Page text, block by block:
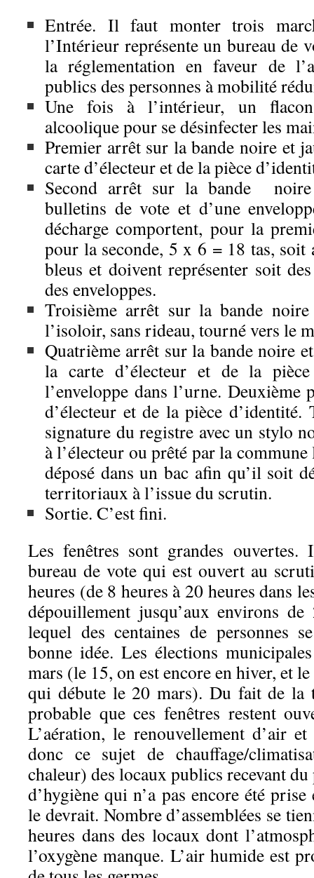
Entrée. Il faut monter trois
l’Intérieur représente un bureau de
la réglementation en faveur de
publics des personnes à mobilité
Une fois à l’intérieur, un
alcoolique pour se désinfecter les
Premier arrêt sur la bande noire et
carte d’électeur et de la pièce
Second arrêt sur la bande
bulletins de vote et d’une
décharge comportent, pour la
pour la seconde, 5 x 6 = 18 tas,
bleus et doivent représenter soit
des enveloppes.
Troisième arrêt sur la bande noire
l’isoloir, sans rideau, tourné vers le
Quatrième arrêt sur la bande noire
la carte d’électeur et de la
l’enveloppe dans l’urne. Deuxième
d’électeur et de la pièce
signature du registre avec un stylo
à l’électeur ou prêté par la
déposé dans un bac afin qu’il soit
territoriaux à l’issue du scrutin.
Sortie. C’est fini.
Les fenêtres sont grandes ouvertes.
bureau de vote qui est ouvert au
heures (de 8 heures à 20 heures dans
dépouillement jusqu’aux environs
lequel des centaines de personnes
bonne idée. Les élections
mars (le 15, on est encore en hiver, et
qui débute le 20 mars). Du fait de la
probable que ces fenêtres restent
L’aération, le renouvellement d’air
donc ce sujet de chauffage/
chaleur) des locaux publics recevant
d’hygiène qui n’a pas encore été
le devrait. Nombre d’assemblées se
heures dans des locaux dont
l’oxygène manque. L’air humide est